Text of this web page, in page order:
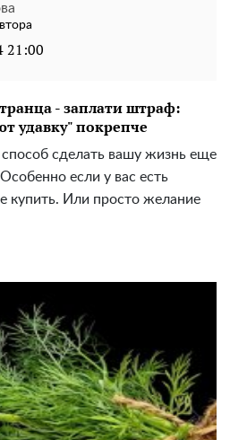
21:00
- заплати штраф:
удавку" покрепче
способ сделать вашу жизнь еще
если у вас есть
купить. Или просто желание